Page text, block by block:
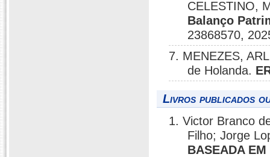
CELESTINO,
Balanço
23868570,
7. MENEZES,
de Holanda.
Livros publicados
1. Victor Branco
Filho; Jorge
BASEADA